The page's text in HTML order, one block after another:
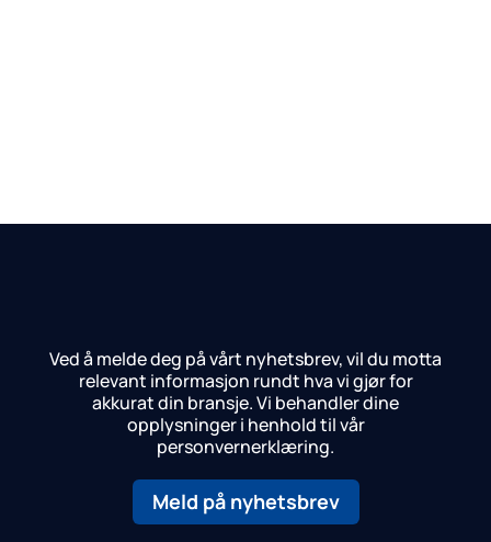
Ved å melde deg på vårt nyhetsbrev, vil du motta
relevant informasjon rundt hva vi gjør for
akkurat din bransje.Vi behandler dine
opplysninger i henhold til vår
personvernerklæring.
Meld på nyhetsbrev